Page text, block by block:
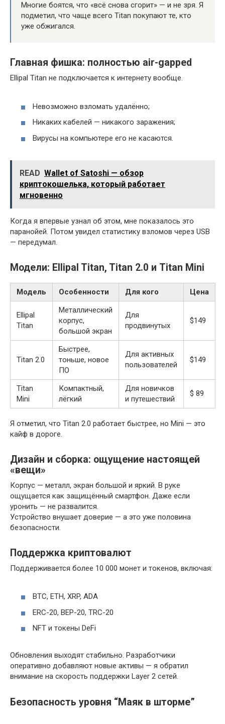
Многие боятся, что «всё снова сгорит» — и не зря. Я
подметил, что чаще всего Titan покупают те, кто
уже обжигался.
Главная фишка: полностью air-gapped
Ellipal Titan не подключается к интернету вообще.
Невозможно взломать удалённо;
Никаких кабелей — никакого заражения;
Вирусы на компьютере его не касаются.
READ Wallet of Satoshi — обзор
криптокошелька, который работает
мгновенно
Когда я впервые узнал об этом, мне показалось это
паранойей. Потом увидел статистику взломов через USB
— передумал.
Модели: Ellipal Titan, Titan 2.0 и Titan Mini
Модель Особенности Для кого Цена
Ellipal
Titan
Металлический
корпус,
большой экран
Для
продвинутых
$149
Titan 2.0
Быстрее,
тоньше, новое
ПО
Для активных
пользователей
$149
Titan
Mini
Компактный,
лёгкий
Для новичков
и путешествий
$ 89
Я отметил, что Titan 2.0 работает быстрее, но Mini — это
кайф в дороге.
Дизайн и сборка: ощущение настоящей
«вещи»
Корпус — металл, экран большой и яркий. В руке
ощущается как защищённый смартфон. Даже если
уронить — не развалится.
Устройство внушает доверие — а это уже половина
безопасности.
Поддержка криптовалют
Поддерживается более 10 000 монет и токенов, включая:
BTC, ETH, XRP, ADA
ERC-20, BEP-20, TRC-20
NFT и токены DeFi
Обновления выходят стабильно. Разработчики
оперативно добавляют новые активы — я обратил
внимание на скорость поддержки Layer 2 сетей.
Безопасность уровня “Маяк в шторме”